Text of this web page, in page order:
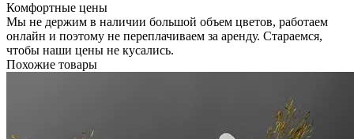
Комфортные цены
Мы не держим в наличии большой объем цветов, работаем
онлайн и поэтому не переплачиваем за аренду. Стараемся,
чтобы наши цены не кусались.
Похожие товары